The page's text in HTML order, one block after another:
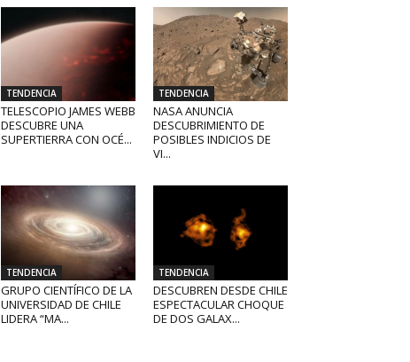
TENDENCIA
TELESCOPIO JAMES WEBB
DESCUBRE UNA
SUPERTIERRA CON OCÉ...
TENDENCIA
NASA ANUNCIA
DESCUBRIMIENTO DE
POSIBLES INDICIOS DE
VI...
TENDENCIA
GRUPO CIENTÍFICO DE LA
UNIVERSIDAD DE CHILE
LIDERA “MA...
TENDENCIA
DESCUBREN DESDE CHILE
ESPECTACULAR CHOQUE
DE DOS GALAX...